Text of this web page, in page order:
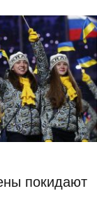
покидают